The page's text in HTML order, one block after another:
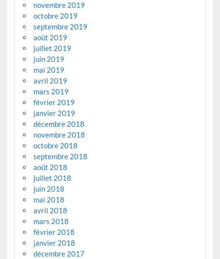
novembre 2019
octobre 2019
septembre 2019
août 2019
juillet 2019
juin 2019
mai 2019
avril 2019
mars 2019
février 2019
janvier 2019
décembre 2018
novembre 2018
octobre 2018
septembre 2018
août 2018
juillet 2018
juin 2018
mai 2018
avril 2018
mars 2018
février 2018
janvier 2018
décembre 2017